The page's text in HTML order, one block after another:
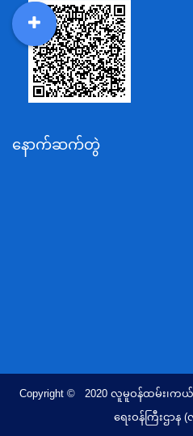
သာသနာရေးနှင့် ယဉ်ကျေးမှုဝန်
စိုက်ပျိုးရေး၊မွေးမြူရေးနှင့်ဆည်
ပို့ဆောင်ရေးနှင့်ဆက်သွယ်ရေးဝ
သယံဇာတနှင့်ပတ်ဝန်းကျင်ထိန်းသိ
အလုပ်သမား၊လူဝင်မှုကြီးကြပ်
တိုင်းရင်းသားလူမျိုးရေးရာဝန်က
ပြည်ထောင်စုရာထူးဝန်အဖွဲ့ရုံး
နောက်ဆက်တွဲ
Copyright © 2020 လူမူဝန်ထမ်း၊က
ရေးဝန်ကြီးဌာန
MOS
DSW
DDM